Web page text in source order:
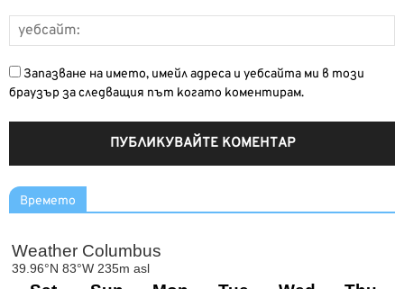
Запазване на името, имейл адреса и уебсайта ми в този
браузър за следващия път когато коментирам.
Времето